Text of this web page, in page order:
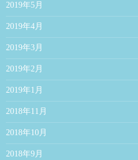
2019年5月
2019年4月
2019年3月
2019年2月
2019年1月
2018年11月
2018年10月
2018年9月